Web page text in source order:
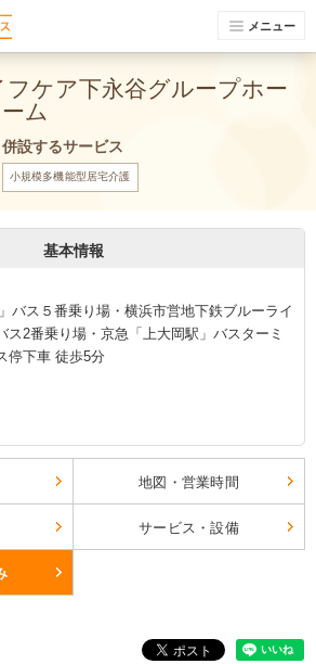
メニュー
フケア下永谷グループホー
ム
併設するサービス
小規模多機能型居宅介護
基本情報
バス５番乗り場・横浜市営地下鉄ブルーライ
ス2番乗り場・京急「上大岡駅」バスターミ
停下車 徒歩5分
地図・営業時間
サービス・設備